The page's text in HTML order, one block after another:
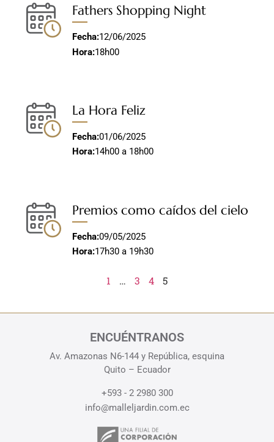
Fathers Shopping Night
Fecha:12/06/2025
Hora:18h00
La Hora Feliz
Fecha:01/06/2025
Hora:14h00 a 18h00
Premios como caídos del cielo
Fecha:09/05/2025
Hora:17h30 a 19h30
1 … 3 4 5
ENCUÉNTRANOS
Av. Amazonas N6-144 y República, esquina
Quito – Ecuador
+593 - 2 2980 300
info@malleljardin.com.ec